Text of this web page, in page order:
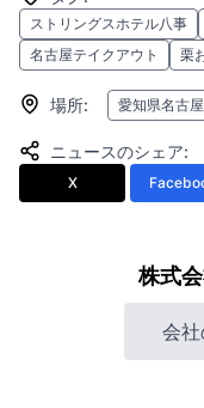
ストリングスホテル八事
名古屋テイクアウト
栗
場所: 愛知県名古
ニュースのシェア:
X
株式
会